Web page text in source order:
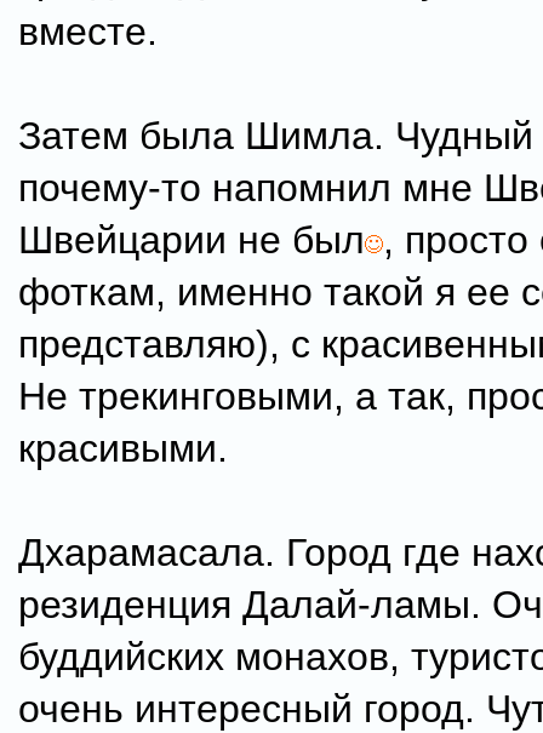
вместе.
Затем была Шимла. Чудный
почему-то напомнил мне
Швейцарии не был , просто
фоткам, именно такой я ее
представляю), с
Не трекинговыми, а так,
красивыми.
Дхарамасала. Город где
резиденция Далай-ламы.
буддийских монахов,
очень интересный город.